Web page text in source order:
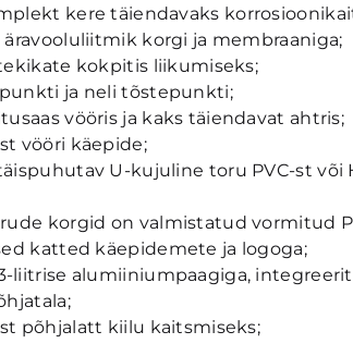
kere täiendavaks
korgi ja membraaniga;
kokpitis liikumiseks;
ja neli tõstepunkti;
vööris ja kaks täiendavat ahtris;
vööri käepide;
U-kujuline toru PVC-st või
korgid on valmistatud vormitud
katted käepidemete ja logoga;
liitrise alumiiniumpaagiga,
põhjalatt kiilu kaitsmiseks;